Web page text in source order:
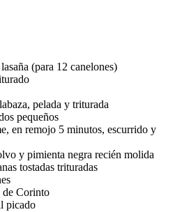
(para 12 canelones)
pelada y triturada
pequeños
en remojo 5 minutos, escurrido y
y pimienta negra recién molida
tostadas trituradas
de Corinto
picado